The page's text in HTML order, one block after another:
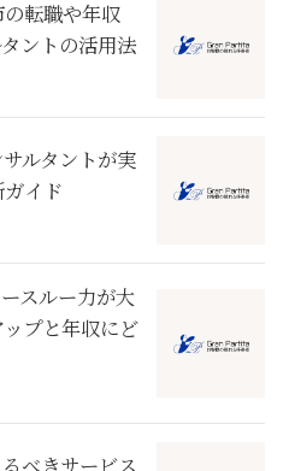
転職や年収
ントの活用法
ルタントが実
イド
スルー力が大
プと年収にど